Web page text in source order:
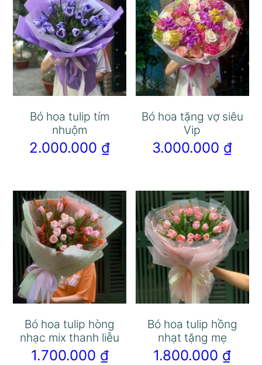
Bó hoa tulip tím
nhuộm
2.000.000 ₫
Bó hoa tặng vợ siêu
Vip
3.000.000 ₫
Bó hoa tulip hòng
nhạc mix thanh liễu
1.700.000 ₫
Bó hoa tulip hồng
nhạt tặng mẹ
1.800.000 ₫